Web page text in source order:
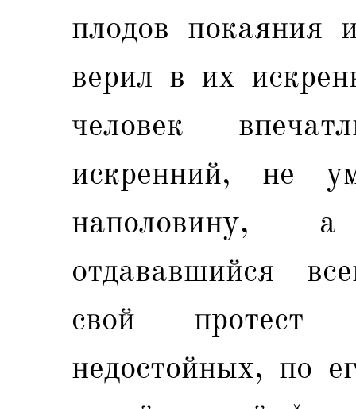
плодов покаяния
верил в их
человек
искренний, не
наполовину,
отдававшийся
свой протест
недостойных, по